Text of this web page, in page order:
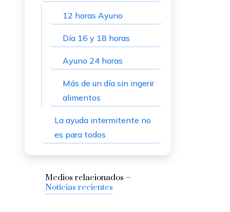
12 horas Ayuno
Día 16 y 18 horas
Ayuno 24 horas
Más de un día sin ingerir
alimentos
La ayuda intermitente no
es para todos
Medios relacionados –
Noticias recientes